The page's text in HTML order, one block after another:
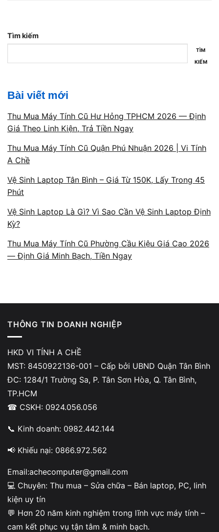
Vì sao khách hàng
cần sửa chữa máy
tính, laptop tại
TP.HCM?
Nỗi lo lớn nhất của người dùng mỗi khi mang laptop
đi sửa chính là sợ bị báo sai lỗi, phát sinh chi phí
chất lượng. Không ít người từng mang máy từ nơi
khác về nhưng lỗi không hết, dữ liệu cá nhân bị ảnh
do Vi Tính A Chề trở thành địa chỉ được nhiều khách
hàng tin tưởng khi cần sửa chữa laptop tại TP.HCM,
nhờ quy trình minh bạch, kỹ thuật kinh nghiệm lâu
năm và cách làm việc rõ ràng ngay từ ban đầu.
Tìm kiếm
TÌM
KIẾM
Bài viết mới
Thu Mua Máy Tính Cũ Hư Hỏng TPHCM 2026 — Định
Giá Theo Linh Kiện, Trả Tiền Ngay
Thu Mua Máy Tính Cũ Quận Phú Nhuận 2026 | Vi Tính
A Chề
Vệ Sinh Laptop Tân Bình – Giá Từ 150K, Lấy Trong 45
Phút
Vệ Sinh Laptop Là Gì? Vì Sao Cần Vệ Sinh Laptop Định
Kỳ?
Thu Mua Máy Tính Cũ Phường Cầu Kiệu Giá Cao 2026
— Định Giá Minh Bạch, Tiền Ngay
THÔNG TIN DOANH NGHIỆP
HKD VI TÍNH A CHỀ
MST: 8450922136-001 – Cấp bởi UBND Quận Tân Bình
ĐC: 1284/1 Trường Sa, P. Tân Sơn Hòa, Q. Tân Bình,
TP.HCM
☎ CSKH: 0924.056.056
📞 Kinh doanh: 0982.442.144
📢 Khiếu nại: 0866.972.562
Email:achecomputer@gmail.com
💻 Chuyên: Thu mua – Sửa chữa – Bán laptop, PC, linh
kiện uy tín
💬 Hơn 20 năm kinh nghiệm trong lĩnh vực máy tính –
cam kết phục vụ tận tâm & minh bạch.